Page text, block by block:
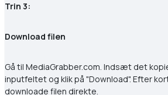
Trin 3:
Download filen
Gå til MediaGrabber.com. Indsæt det
inputfeltet og klik på "Download". Efter
downloade filen direkte.